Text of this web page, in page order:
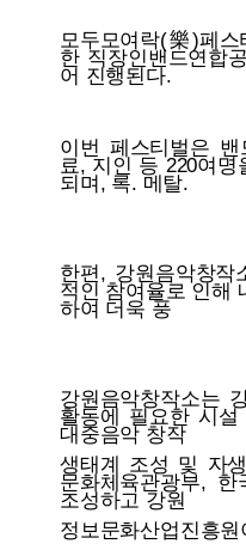
모두모여락(樂)페
한 직장인밴드연합
어 진행된다.
이번 페스티벌은
료, 지인 등 220여명
되며, 록. 메탈.
한편, 강원음악창작
적인 참여율로 인해
하여 더욱 풍
강원음악창작소는
활동에 필요한 시
대중음악 창작
생태계 조성 및 자
문화체육관광부, 한
조성하고 강원
정보문화산업진흥